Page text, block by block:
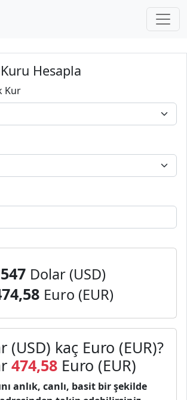
Hesapla
Kur
547 Dolar (USD)
Euro (EUR)
(USD) kaç Euro (EUR)?
474,58 Euro (EUR)
anlık, canlı, basit bir şekilde